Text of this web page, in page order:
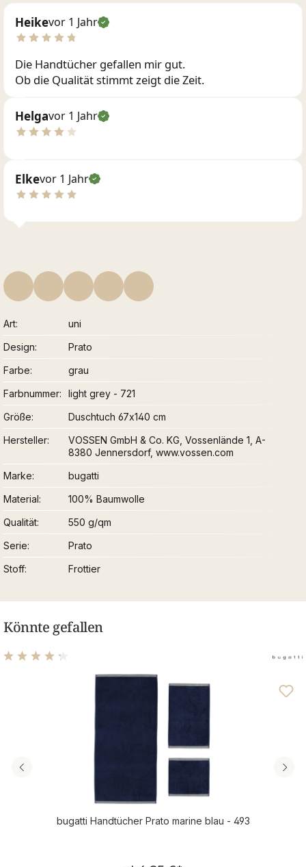
Heikevor 1 Jahr
Die Handtücher gefallen mir gut.
Ob die Qualität stimmt zeigt die Zeit.
Helgavor 1 Jahr
Elkevor 1 Jahr
Art
uni
Design
Prato
Farbe
grau
Farbnummer
light grey - 721
Größe
Duschtuch 67x140 cm
Hersteller
VOSSEN GmbH & Co. KG, Vossenlände 1, A-
8380 Jennersdorf, www.vossen.com
Marke
bugatti
Material
100% Baumwolle
Qualität
550 g/qm
Serie
Prato
Stoff
Frottier
Könnte gefallen
Durchschnittliche Bewertung von 4.31 von 5 Sternen
bugatti Handtücher Prato marine blau - 493
Regulärer Preis: